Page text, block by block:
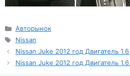
Рубрики
Авторынок
Метки
Nissan
Nissan Juke 2012 год Двигатель
Nissan Juke 2012 год Двигатель